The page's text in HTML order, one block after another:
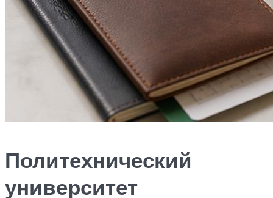
Политехнический
университет